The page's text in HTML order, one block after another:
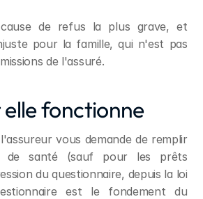
de refus la plus grave, et
pour la famille, qui n'est pas
de l'assuré.
fonctionne
vous demande de remplir
de santé (sauf pour les prêts
du questionnaire, depuis la loi
est le fondement du